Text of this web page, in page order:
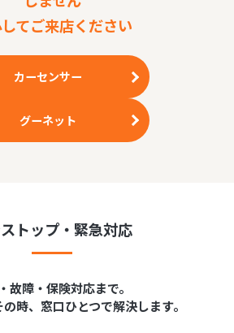
てご来店ください
カーセンサー
グーネット
トップ・緊急対応
故障・保険対応まで。
の時、窓口ひとつで解決します。